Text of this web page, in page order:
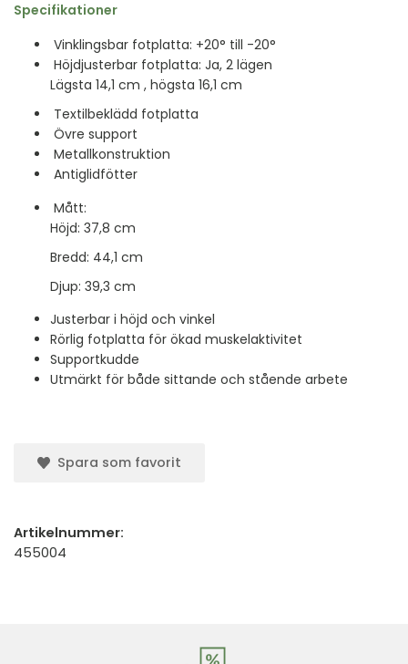
Specifikationer
Vinklingsbar fotplatta: +20° till -20°
Höjdjusterbar fotplatta: Ja, 2 lägen
Lägsta 14,1 cm , högsta 16,1 cm
Textilbeklädd fotplatta
Övre support
Metallkonstruktion
Antiglidfötter
Mått:
Höjd: 37,8 cm
Bredd: 44,1 cm
Djup: 39,3 cm
Justerbar i höjd och vinkel
Rörlig fotplatta för ökad muskelaktivitet
Supportkudde
Utmärkt för både sittande och stående arbete
Spara som favorit
Artikelnummer:
455004